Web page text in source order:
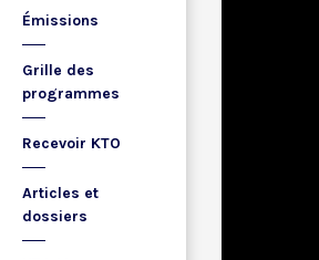
Émissions
Grille des
programmes
Recevoir KTO
Articles et
dossiers